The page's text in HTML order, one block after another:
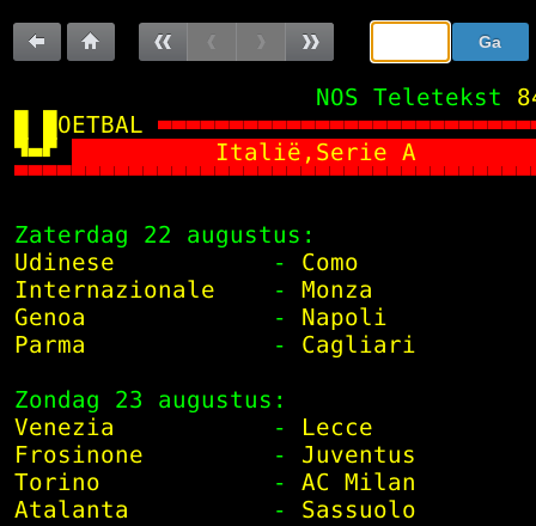
Sla
de
overnaar
vorige
naar
paginasubpaginasubpagina
pagina
Ga
naar:
NOS Teletekst
OETBAL

Zaterdag 22
Udinese
-
Internazionale
-
Genoa
-
Parma
-
Zondag 23
Venezia
-
Frosinone
-
Torino
-
AC
Atalanta
-